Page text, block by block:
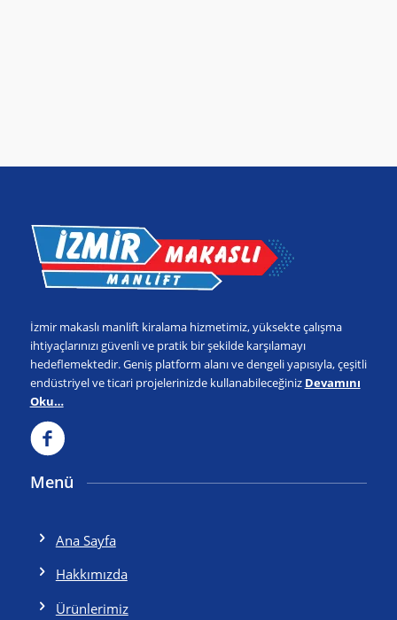
İzmir makaslı manlift kiralama hizmetimiz, yüksekte çalışma
ihtiyaçlarınızı güvenli ve pratik bir şekilde karşılamayı
hedeflemektedir. Geniş platform alanı ve dengeli yapısıyla, çeşitli
endüstriyel ve ticari projelerinizde kullanabileceğiniz Devamını
Oku…
Menü
Ana Sayfa
Hakkımızda
Ürünlerimiz